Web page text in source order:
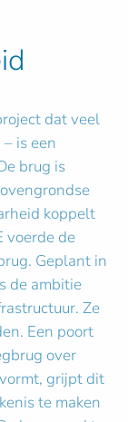
dat veel
is een
brug is
koppelt
voerde de
Geplant in
de ambitie
Ze
Een poort
over
grijpt dit
te maken